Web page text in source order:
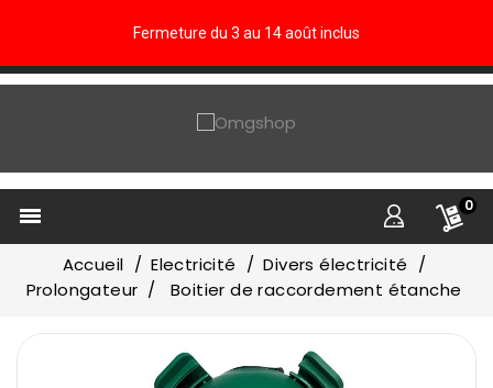
Fermeture du 3 au 14 août inclus
 0
Accueil Electricité
Divers électricité
Prolongateur
Boitier de raccordement étanche